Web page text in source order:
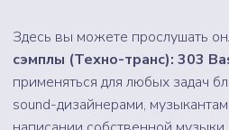
Здесь вы можете прослушать
сэмплы (Техно-транс): 303
применяться для любых задач
sound-дизайнерами,